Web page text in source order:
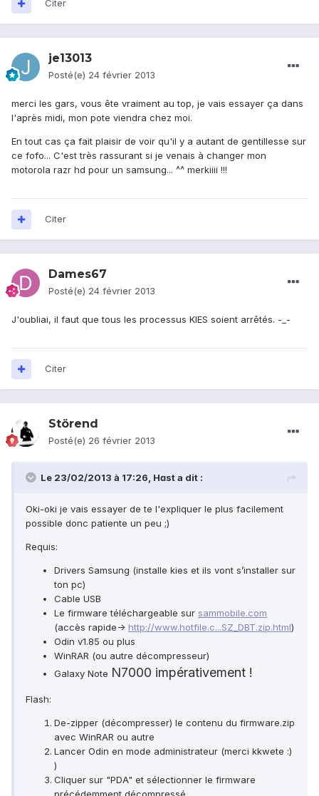
Citer
je13013
Posté(e) 24 février 2013
merci les gars, vous ête vraiment au top, je vais essayer ça dans
l'après midi, mon pote viendra chez moi.
En tout cas ça fait plaisir de voir qu'il y a autant de gentillesse sur
ce fofo... C'est très rassurant si je venais à changer mon
motorola razr hd pour un samsung... ^^ merkiiii !!!
Citer
Dames67
Posté(e) 24 février 2013
J'oubliai, il faut que tous les processus KIES soient arrêtés. -_-
Citer
Störend
Posté(e) 26 février 2013
Le 23/02/2013 à 17:26, Hɑst a dit :
Oki-oki je vais essayer de te l'expliquer le plus facilement
possible donc patiente un peu ;)
Requis:
Drivers Samsung (installe kies et ils vont s’installer sur
ton pc)
Cable USB
Le firmware téléchargeable sur sammobile.com
(accès rapide-> http://www.hotfile.c...SZ_DBT.zip.html)
Odin v1.85 ou plus
WinRAR (ou autre décompresseur)
Galaxy Note N7000 impérativement !
Flash:
De-zipper (décompresser) le contenu du firmware.zip
avec WinRAR ou autre
Lancer Odin en mode administrateur (merci kkwete :)
)
Cliquer sur "PDA" et sélectionner le firmware